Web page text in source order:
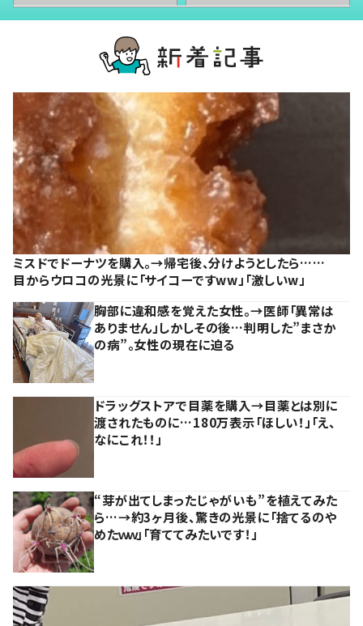
ミスドでドーナツを購入。→帰宅後、分けようとしたら……
目からウロコの光景に「サイコーですww」「激しいw」
胸部に違和感を覚えた女性。→医師「異常は
ありません」しかしその後…判明した”まさか
の病”。女性の現在に迫る
ドラッグストアで目薬を購入→目薬とは別に
渡されたものに…180万表示「ほしい！」「え、
なにこれ！！」
“芽が出てしまったじゃがいも”を植えてみた
ら…→約3ヶ月後、驚きの光景に「捨てるのや
めたｗｗ」「育ててみたいです！」